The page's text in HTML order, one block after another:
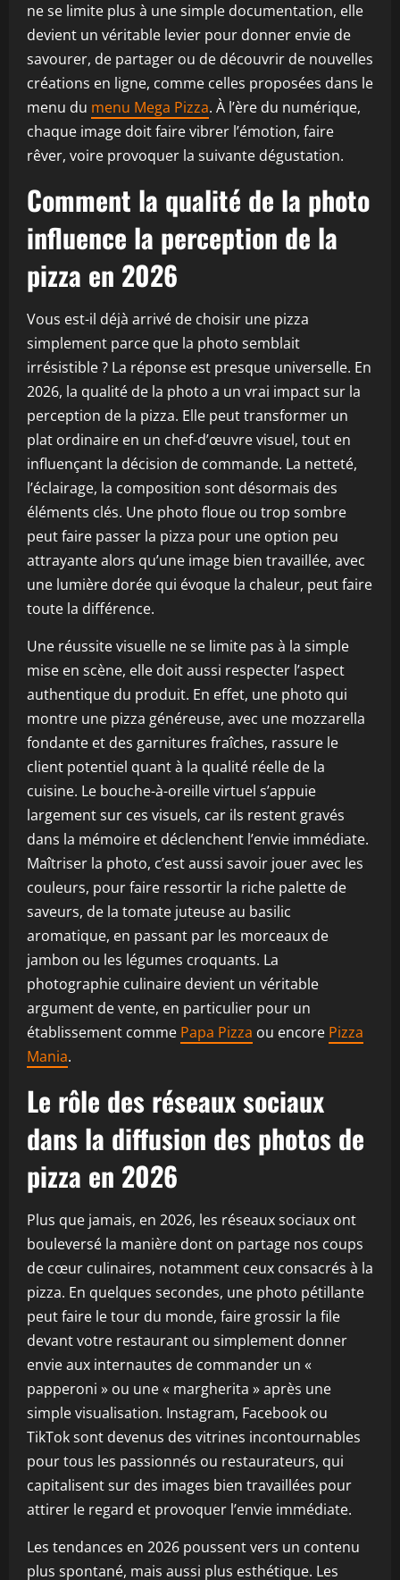
ne se limite plus à une simple documentation, elle
devient un véritable levier pour donner envie de
savourer, de partager ou de découvrir de nouvelles
créations en ligne, comme celles proposées dans le
menu du menu Mega Pizza. À l’ère du numérique,
chaque image doit faire vibrer l’émotion, faire
rêver, voire provoquer la suivante dégustation.
Comment la qualité de la photo
influence la perception de la
pizza en 2026
Vous est-il déjà arrivé de choisir une pizza
simplement parce que la photo semblait
irrésistible ? La réponse est presque universelle. En
2026, la qualité de la photo a un vrai impact sur la
perception de la pizza. Elle peut transformer un
plat ordinaire en un chef-d’œuvre visuel, tout en
influençant la décision de commande. La netteté,
l’éclairage, la composition sont désormais des
éléments clés. Une photo floue ou trop sombre
peut faire passer la pizza pour une option peu
attrayante alors qu’une image bien travaillée, avec
une lumière dorée qui évoque la chaleur, peut faire
toute la différence.
Une réussite visuelle ne se limite pas à la simple
mise en scène, elle doit aussi respecter l’aspect
authentique du produit. En effet, une photo qui
montre une pizza généreuse, avec une mozzarella
fondante et des garnitures fraîches, rassure le
client potentiel quant à la qualité réelle de la
cuisine. Le bouche-à-oreille virtuel s’appuie
largement sur ces visuels, car ils restent gravés
dans la mémoire et déclenchent l’envie immédiate.
Maîtriser la photo, c’est aussi savoir jouer avec les
couleurs, pour faire ressortir la riche palette de
saveurs, de la tomate juteuse au basilic
aromatique, en passant par les morceaux de
jambon ou les légumes croquants. La
photographie culinaire devient un véritable
argument de vente, en particulier pour un
établissement comme Papa Pizza ou encore Pizza
Mania.
Le rôle des réseaux sociaux
dans la diffusion des photos de
pizza en 2026
Plus que jamais, en 2026, les réseaux sociaux ont
bouleversé la manière dont on partage nos coups
de cœur culinaires, notamment ceux consacrés à la
pizza. En quelques secondes, une photo pétillante
peut faire le tour du monde, faire grossir la file
devant votre restaurant ou simplement donner
envie aux internautes de commander un «
papperoni » ou une « margherita » après une
simple visualisation. Instagram, Facebook ou
TikTok sont devenus des vitrines incontournables
pour tous les passionnés ou restaurateurs, qui
capitalisent sur des images bien travaillées pour
attirer le regard et provoquer l’envie immédiate.
Les tendances en 2026 poussent vers un contenu
plus spontané, mais aussi plus esthétique. Les